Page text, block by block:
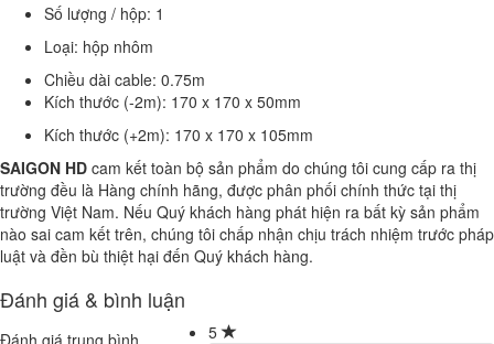
Số lượng / hộp: 1
Loại: hộp nhôm
Chiều dài cable: 0.75m
Kích thước (-2m): 170 x 170 x 50mm
Kích thước (+2m): 170 x 170 x 105mm
SAIGON HD cam kết toàn bộ sản phẩm do chúng tôi cung cấp ra thị
trường đều là Hàng chính hãng, được phân phối chính thức tại thị
trường Việt Nam. Nếu Quý khách hàng phát hiện ra bất kỳ sản phẩm
nào sai cam kết trên, chúng tôi chấp nhận chịu trách nhiệm trước pháp
luật và đền bù thiệt hại đến Quý khách hàng.
Đánh giá & bình luận
Đánh giá trung bình
5